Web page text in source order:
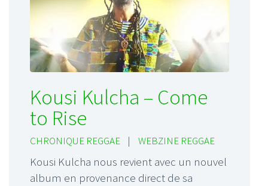
Kousi Kulcha – Come
to Rise
CHRONIQUE REGGAE | WEBZINE REGGAE
Kousi Kulcha nous revient avec un nouvel
album en provenance direct de sa